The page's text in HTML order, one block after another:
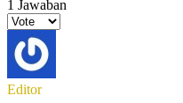
1 Jawaban
Editor